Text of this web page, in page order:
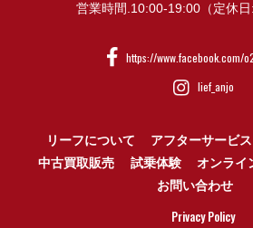
営業時間.10:00-19:00（定休日:
https://www.facebook.com/
lief_anjo
リーフについて アフターサービス
中古買取販売
試乗体験 オンライ
お問い合わせ
Privacy Policy